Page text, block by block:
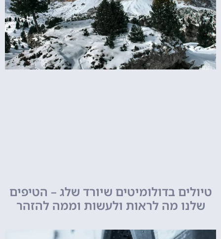
טיולים בדולומיטים שיורד שלג – הטיפים
שלנו מה לראות ולעשות וממה להזהר